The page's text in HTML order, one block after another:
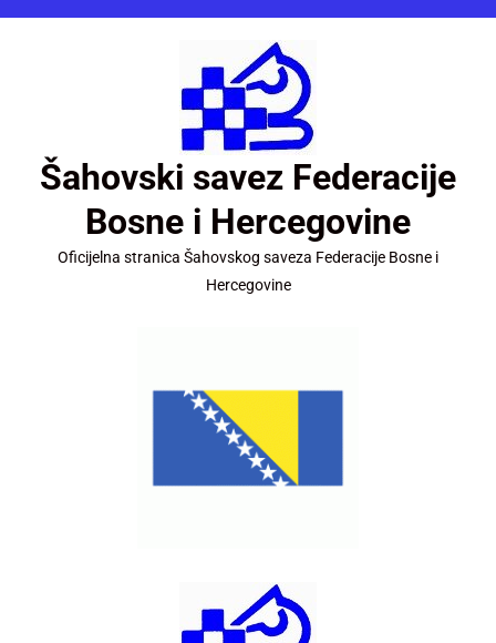
Šahovski savez Federacije
Bosne i Hercegovine
Oficijelna stranica Šahovskog saveza Federacije Bosne i
Hercegovine